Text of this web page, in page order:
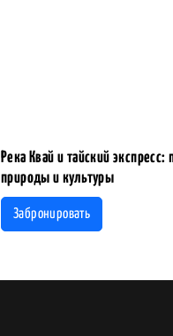
Река Квай и тайский
природы и культуры
Забронировать